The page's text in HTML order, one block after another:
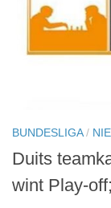
BUNDESLIGA/
Duits
wint Play-